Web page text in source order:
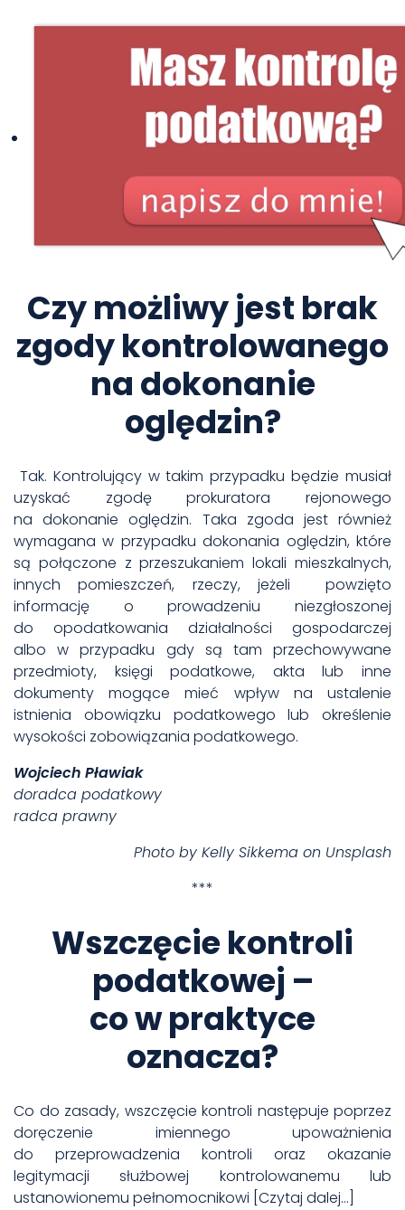
Czy możliwy jest brak
zgody kontrolowanego
na dokonanie
oględzin?
Tak. Kontrolujący w takim przypadku będzie musiał
uzyskać zgodę prokuratora rejonowego
na dokonanie oględzin. Taka zgoda jest również
wymagana w przypadku dokonania oględzin, które
są połączone z przeszukaniem lokali mieszkalnych,
innych pomieszczeń, rzeczy, jeżeli powzięto
informację o prowadzeniu niezgłoszonej
do opodatkowania działalności gospodarczej
albo w przypadku gdy są tam przechowywane
przedmioty, księgi podatkowe, akta lub inne
dokumenty mogące mieć wpływ na ustalenie
istnienia obowiązku podatkowego lub określenie
wysokości zobowiązania podatkowego.
Wojciech Pławiak
doradca podatkowy
radca prawny
Photo by Kelly Sikkema on Unsplash
***
Wszczęcie kontroli
podatkowej –
co w praktyce
oznacza?
Co do zasady, wszczęcie kontroli następuje poprzez
doręczenie imiennego upoważnienia
do przeprowadzenia kontroli oraz okazanie
legitymacji służbowej kontrolowanemu lub
ustanowionemu pełnomocnikowi [Czytaj dalej…]